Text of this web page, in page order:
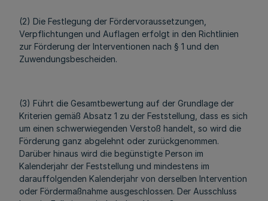
(2) Die Festlegung der Fördervoraussetzungen,
Verpflichtungen und Auflagen erfolgt in den Richtlinien
zur Förderung der Interventionen nach § 1 und den
Zuwendungsbescheiden.
(3) Führt die Gesamtbewertung auf der Grundlage der
Kriterien gemäß Absatz 1 zu der Feststellung, dass es sich
um einen schwerwiegenden Verstoß handelt, so wird die
Förderung ganz abgelehnt oder zurückgenommen.
Darüber hinaus wird die begünstigte Person im
Kalenderjahr der Feststellung und mindestens im
darauffolgenden Kalenderjahr von derselben Intervention
oder Fördermaßnahme ausgeschlossen. Der Ausschluss